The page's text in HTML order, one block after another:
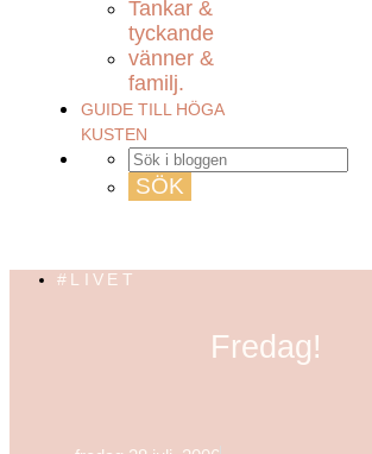
Tankar &
tyckande
vänner &
familj.
GUIDE TILL HÖGA
KUSTEN
#LIVET
Fredag!